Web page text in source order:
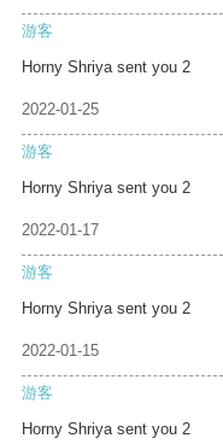
游客
Horny Shriya sent you 2
2022-01-25
游客
Horny Shriya sent you 2
2022-01-17
游客
Horny Shriya sent you 2
2022-01-15
游客
Horny Shriya sent you 2